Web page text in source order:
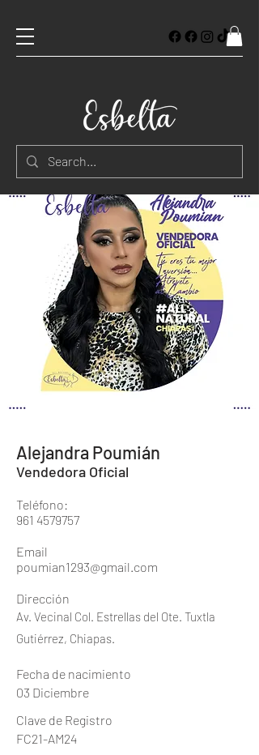
Alejandra Poumián
Vendedora Oficial
Teléfono:
961 4579757
Email
poumian1293@gmail.com
Dirección
Av. Vecinal Col. Estrellas del Ote. Tuxtla
Gutiérrez, Chiapas.
Fecha de nacimiento
03 Diciembre
Clave de Registro
FC21-AM24